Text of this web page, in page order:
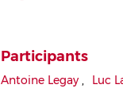
Participants
Antoine Legay , Luc